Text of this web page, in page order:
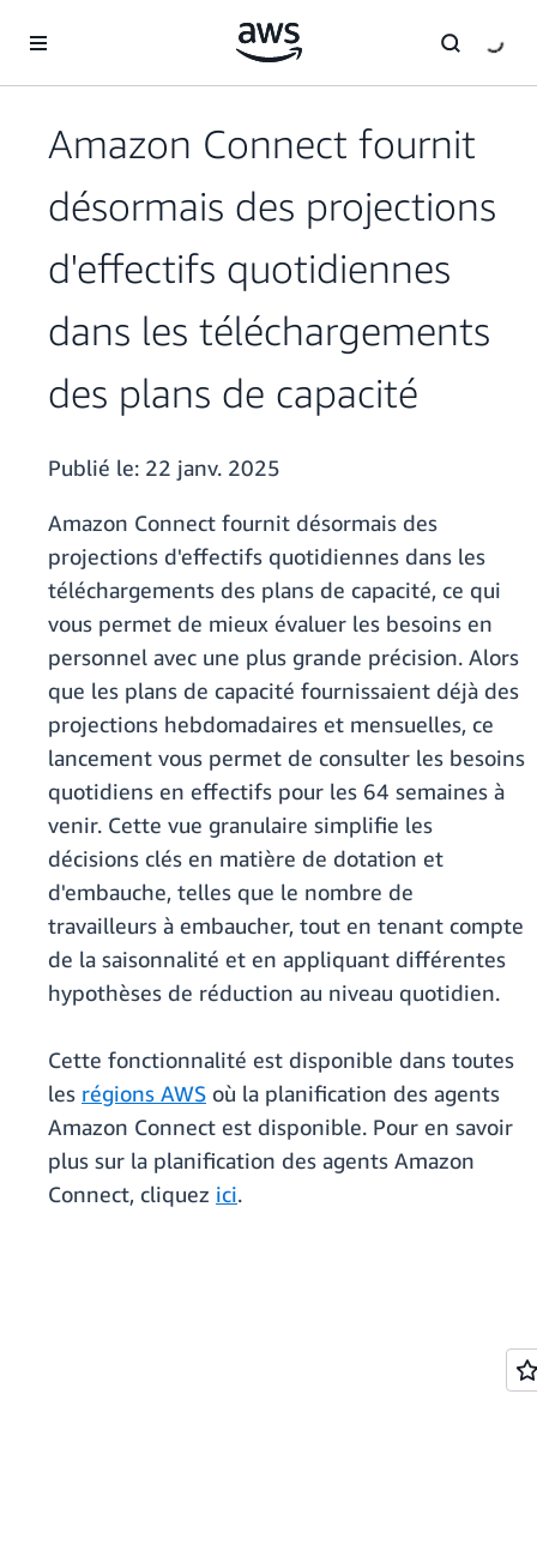
Amazon Connect fournit
désormais des projections
d'effectifs quotidiennes
dans les téléchargements
des plans de capacité
Publié le: 22 janv. 2025
Amazon Connect fournit désormais des
projections d'effectifs quotidiennes dans les
téléchargements des plans de capacité, ce qui
vous permet de mieux évaluer les besoins en
personnel avec une plus grande précision. Alors
que les plans de capacité fournissaient déjà des
projections hebdomadaires et mensuelles, ce
lancement vous permet de consulter les besoins
quotidiens en effectifs pour les 64 semaines à
venir. Cette vue granulaire simplifie les
décisions clés en matière de dotation et
d'embauche, telles que le nombre de
travailleurs à embaucher, tout en tenant compte
de la saisonnalité et en appliquant différentes
hypothèses de réduction au niveau quotidien.
Cette fonctionnalité est disponible dans toutes
les régions AWS où la planification des agents
Amazon Connect est disponible. Pour en savoir
plus sur la planification des agents Amazon
Connect, cliquez ici.